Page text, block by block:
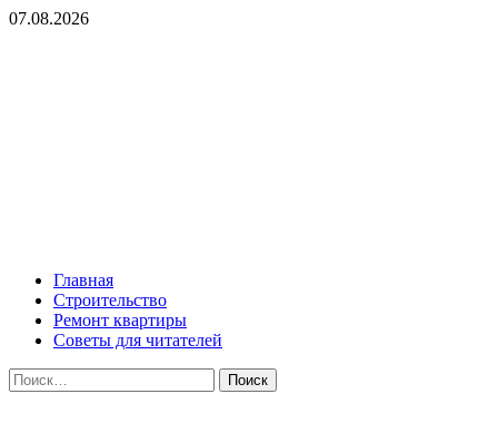
Перейти
07.08.2026
Главная
Строительство
Ремонт квартиры
Советы для читателей
Найти: